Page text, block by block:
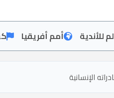
للأندية أمم أفريقيا
الإنسانية